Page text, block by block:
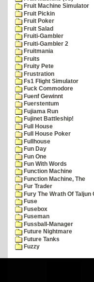
Fruit Machine Simulator
Fruit Pickin
Fruit Poker
Fruit Salad
Fruiti-Gambler
Fruiti-Gambler 2
Fruitmania
Fruits
Fruity Pete
Frustration
Fs1 Flight Simulator
Fuck Commodore
Fuenf Gewinnt
Fuerstentum
Fujiama Run
Fujinet Battleship!
Full House
Full House Poker
Fullhouse
Fun Day
Fun One
Fun With Words
Function Machine
Function Machine, The
Fur Trader
Fury The Wrath Of Taljun
Fuse
Fusebox
Fuseman
Fussball-Manager
Future Nightmare
Future Tanks
Fuzzy